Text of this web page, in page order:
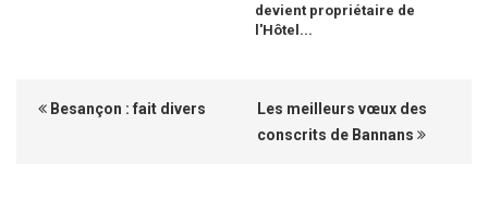
devient propriétaire de
l'Hôtel...
Besançon : fait divers
Les meilleurs vœux des
conscrits de Bannans